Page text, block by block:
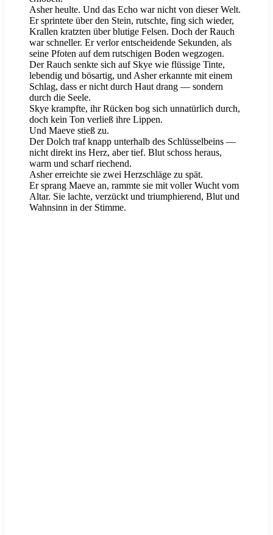
Asher heulte. Und das Echo war nicht von dieser Welt.
Er sprintete über den Stein, rutschte, fing sich wieder,
Krallen kratzten über blutige Felsen. Doch der Rauch
war schneller. Er verlor entscheidende Sekunden, als
seine Pfoten auf dem rutschigen Boden wegzogen.
Der Rauch senkte sich auf Skye wie flüssige Tinte,
lebendig und bösartig, und Asher erkannte mit einem
Schlag, dass er nicht durch Haut drang — sondern
durch die Seele.
Skye krampfte, ihr Rücken bog sich unnatürlich durch,
doch kein Ton verließ ihre Lippen.
Und Maeve stieß zu.
Der Dolch traf knapp unterhalb des Schlüsselbeins —
nicht direkt ins Herz, aber tief. Blut schoss heraus,
warm und scharf riechend.
Asher erreichte sie zwei Herzschläge zu spät.
Er sprang Maeve an, rammte sie mit voller Wucht vom
Altar. Sie lachte, verzückt und triumphierend, Blut und
Wahnsinn in der Stimme.